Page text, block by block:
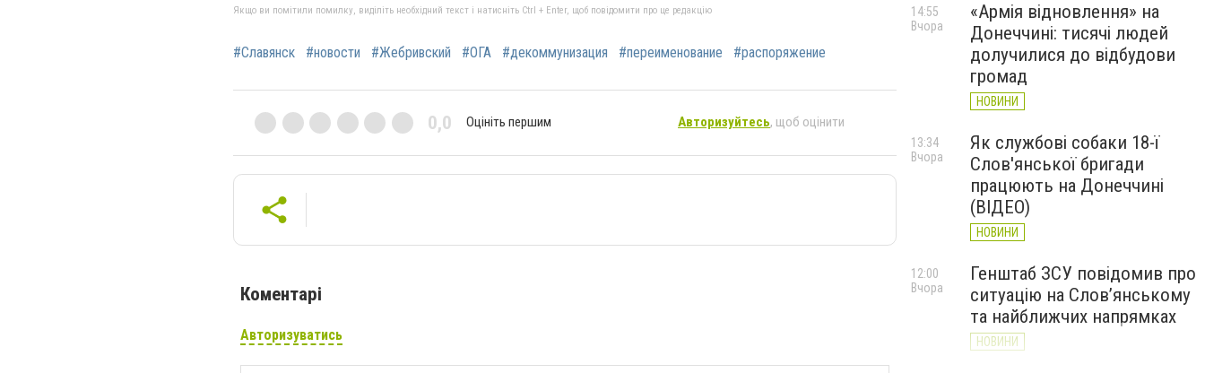
Якщо ви помітили помилку, виділіть необхідний текст і натисніть Ctrl + Enter, щоб повідомити про це редакцію
#Славянск #новости #Жебривский #ОГА #декоммунизация #переименование #распоряжение
0,0 Оцініть першим Авторизуйтесь, щоб оцінити
Коментарі
Авторизуватись
«Армія відновлення» на
Донеччині: тисячі людей
долучилися до відбудови
громад
НОВИНИ
14:55
Вчора
Як службові собаки 18-ї
Слов'янської бригади
працюють на Донеччині
(ВІДЕО)
НОВИНИ
13:34
Вчора
Генштаб ЗСУ повідомив про
ситуацію на Слов’янському
та найближчих напрямках
НОВИНИ
12:00
Вчора